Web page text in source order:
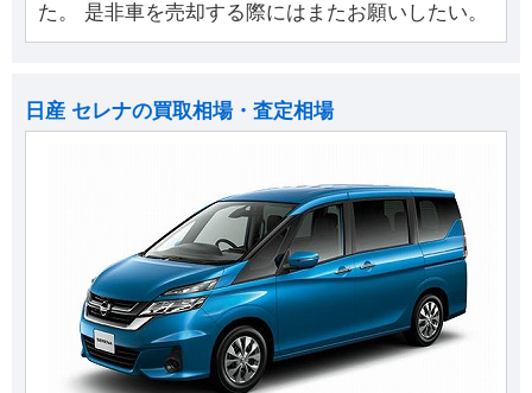
た。 是非車を売却する際にはまたお願いしたい。
日産 セレナの買取相場・査定相場